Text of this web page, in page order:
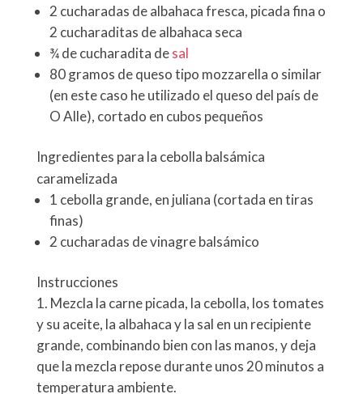
2 cucharadas de albahaca fresca, picada fina o
2 cucharaditas de albahaca seca
¾ de cucharadita desal
80 gramos de queso tipo mozzarella o similar
(en este caso he utilizado el queso del país de
O Alle), cortado en cubos pequeños
Ingredientes para la cebolla balsámica
caramelizada
1 cebolla grande, en juliana (cortada en tiras
finas)
2 cucharadas de vinagre balsámico
Instrucciones
Mezcla la carne picada, la cebolla, los tomates
y su aceite, la albahaca y la sal en un recipiente
grande, combinando bien con las manos, y deja
que la mezcla repose durante unos 20 minutos a
temperatura ambiente.